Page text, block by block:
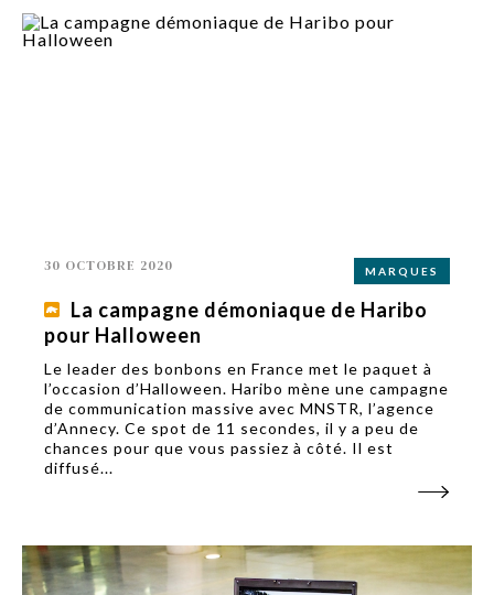
MARQUES
30 OCTOBRE 2020
La campagne démoniaque de Haribo
pour Halloween
Le leader des bonbons en France met le paquet à
l’occasion d’Halloween. Haribo mène une campagne
de communication massive avec MNSTR, l’agence
d’Annecy. Ce spot de 11 secondes, il y a peu de
chances pour que vous passiez à côté. Il est
diffusé...